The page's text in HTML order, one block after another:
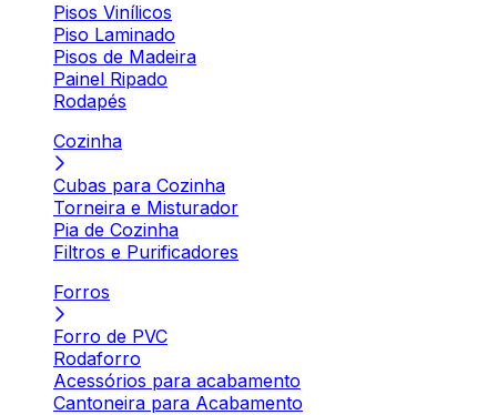
Pisos Vinílicos
Piso Laminado
Pisos de Madeira
Painel Ripado
Rodapés
Cozinha
Cubas para Cozinha
Torneira e Misturador
Pia de Cozinha
Filtros e Purificadores
Forros
Forro de PVC
Rodaforro
Acessórios para acabamento
Cantoneira para Acabamento